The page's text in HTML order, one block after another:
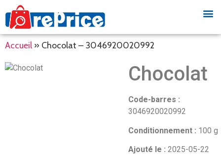
Accueil » Chocolat – 3046920020992
Chocolat
Code-barres :
3046920020992
Conditionnement : 100 g
Ajouté le : 2025-05-22